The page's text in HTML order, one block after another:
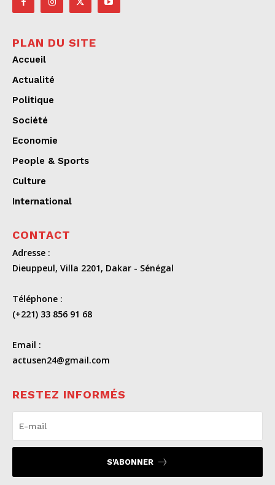
PLAN DU SITE
Accueil
Actualité
Politique
Société
Economie
People & Sports
Culture
International
CONTACT
Adresse :
Dieuppeul, Villa 2201, Dakar - Sénégal
Téléphone :
(+221) 33 856 91 68
Email :
actusen24@gmail.com
RESTEZ INFORMÉS
S'ABONNER